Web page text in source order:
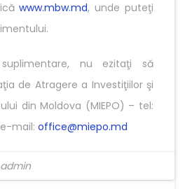
www.mbw.md, unde puteţi
nu ezitaţi să
de Atragere a Investiţiilor şi
din Moldova (MIEPO) – tel:
mail: office@miepo.md
admin